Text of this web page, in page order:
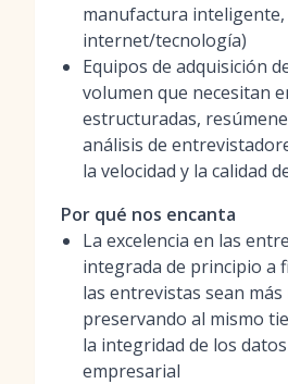
manufactura inteligente,
internet/tecnología)
Equipos de adquisición
volumen que necesitan
estructuradas,
análisis de
la velocidad y la calidad
Por qué nos encanta
La excelencia en las
integrada de principio a
las entrevistas sean
preservando al mismo
la integridad de los
empresarial